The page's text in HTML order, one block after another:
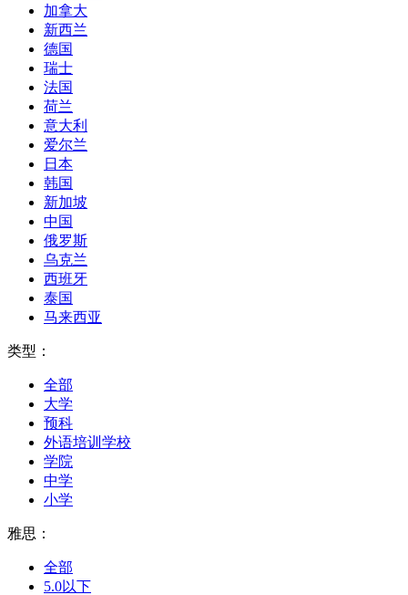
加拿大
新西兰
德国
瑞士
法国
荷兰
意大利
爱尔兰
日本
韩国
新加坡
中国
俄罗斯
乌克兰
西班牙
泰国
马来西亚
类型：
全部
大学
预科
外语培训学校
学院
中学
小学
雅思：
全部
5.0以下